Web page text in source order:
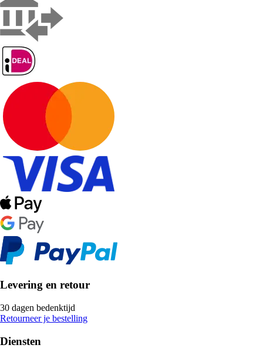
Levering en retour
30 dagen bedenktijd
Retourneer je bestelling
Diensten